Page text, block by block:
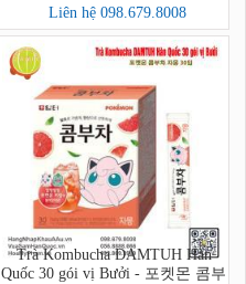
차 샤인머스캣 30입
Liên hệ 098.679.8008
Trà Kombucha DAMTUH Hàn
Quốc 30 gói vị Bưởi - 포켓몬 콤부